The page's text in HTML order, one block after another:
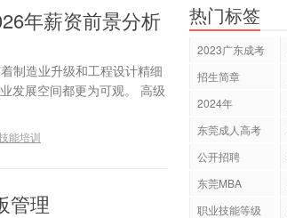
年薪资前景分析
制造业升级和工程设计精细
发展空间都更为可观。 高级
能培训
管理
热门标签
2023广东成考
招生简章
2024年
东莞成人高考
公开招聘
东莞MBA
职业技能等级